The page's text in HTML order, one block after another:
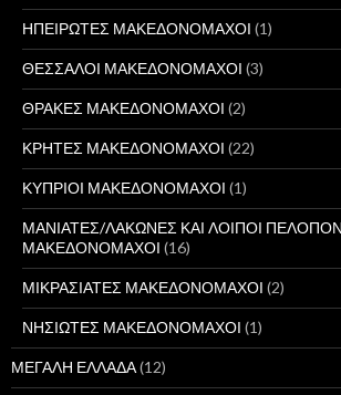
ΗΠΕΙΡΩΤΕΣ ΜΑΚΕΔΟΝΟΜΑΧΟΙ (1)
ΘΕΣΣΑΛΟΙ ΜΑΚΕΔΟΝΟΜΑΧΟΙ (3)
ΘΡΑΚΕΣ ΜΑΚΕΔΟΝΟΜΑΧΟΙ (2)
ΚΡΗΤΕΣ ΜΑΚΕΔΟΝΟΜΑΧΟΙ (22)
ΚΥΠΡΙΟΙ ΜΑΚΕΔΟΝΟΜΑΧΟΙ (1)
ΜΑΝΙΑΤΕΣ/ΛΑΚΩΝΕΣ ΚΑΙ ΛΟΙΠΟΙ
ΜΑΚΕΔΟΝΟΜΑΧΟΙ (16)
ΜΙΚΡΑΣΙΑΤΕΣ ΜΑΚΕΔΟΝΟΜΑΧΟΙ (2)
ΝΗΣΙΩΤΕΣ ΜΑΚΕΔΟΝΟΜΑΧΟΙ (1)
ΜΕΓΑΛΗ ΕΛΛΑΔΑ(12)